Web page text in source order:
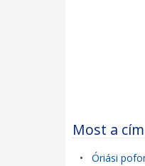
Most a
• Óriási